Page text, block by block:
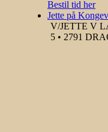
Bestil tid her
Jette på
V/JETTE V
5 • 2791